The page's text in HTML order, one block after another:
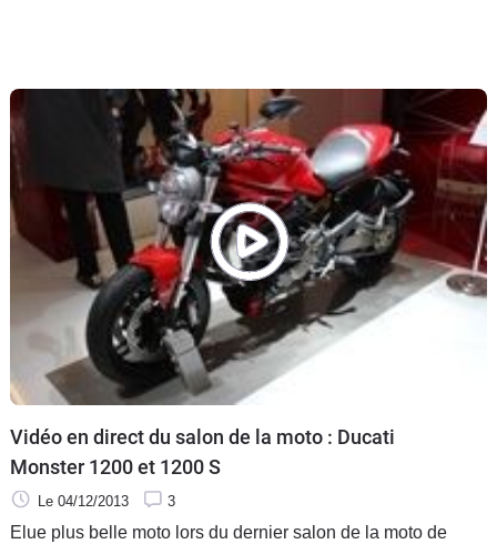
Vidéo en direct du salon de la moto : Ducati
Monster 1200 et 1200 S
Le 04/12/2013 3
Elue plus belle moto lors du dernier salon de la moto de